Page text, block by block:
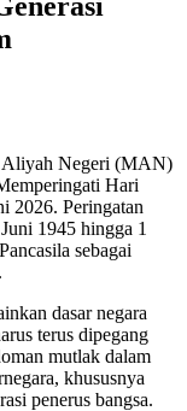
Aliyah Negeri (MAN)
Hari
2026. Peringatan
1945 hingga 1
sebagai
dasar negara
terus dipegang
mutlak dalam
khususnya
penerus bangsa.